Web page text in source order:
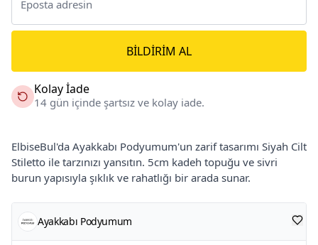
BILDIRIM AL
Kolay İade
14 gün içinde şartsız ve kolay iade.
ElbiseBul'da Ayakkabı Podyumum'un zarif tasarımı Siyah Cilt
Stiletto ile tarzınızı yansıtın. 5cm kadeh topuğu ve sivri
burun yapısıyla şıklık ve rahatlığı bir arada sunar.
Ayakkabı Podyumum